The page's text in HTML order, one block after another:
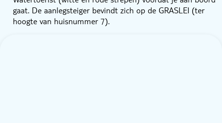
gaat. De aanlegsteiger bevindt zich op de GRASLEI (ter
hoogte van huisnummer 7).